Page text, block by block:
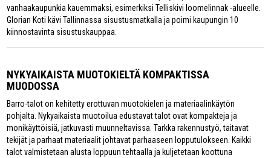
vanhaakaupunkia kauemmaksi, esimerkiksi Telliskivi loomelinnak -alueelle.
Glorian Koti kävi Tallinnassa sisustusmatkalla ja poimi kaupungin 10
kiinnostavinta sisustuskauppaa.
NYKYAIKAISTA MUOTOKIELTÄ KOMPAKTISSA
MUODOSSA
Barro-talot on kehitetty erottuvan muotokielen ja materiaalinkäytön
pohjalta. Nykyaikaista muotoilua edustavat talot ovat kompakteja ja
monikäyttöisiä, jatkuvasti muunneltavissa. Tarkka rakennustyö, taitavat
tekijät ja parhaat materiaalit johtavat parhaaseen lopputulokseen. Kaikki
talot valmistetaan alusta loppuun tehtaalla ja kuljetetaan koottuna